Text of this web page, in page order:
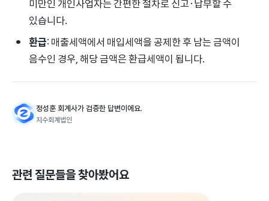
미만인 개인사업자는 간편한 절차로 신고·납부할 수
있습니다.
환급: 매출세액에서 매입세액을 공제한 후 남는 금액이
음수인 경우, 해당 금액은 환급세액이 됩니다.
정성훈 회계사가 검증한 답변이에요.
지수회계법인
관련 질문들을 찾아봤어요